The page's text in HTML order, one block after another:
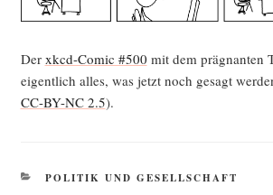
Der xkcd-Comic #500 mit dem prä­gnan­ten
eigent­lich alles, was jetzt noch gesagt
CC-BY-NC 2.5).
KATEGORIEN
POLITIK UND GESELLSCHAFT